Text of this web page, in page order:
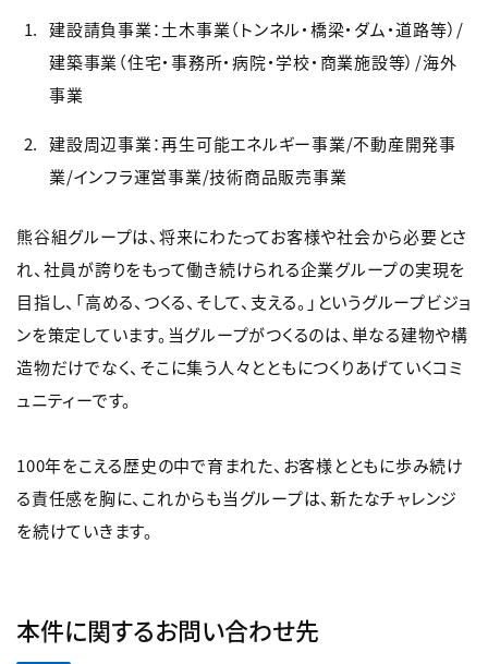
建設請負事業：土木事業（トンネル・橋梁・ダム・道路等）/
建築事業（住宅・事務所・病院・学校・商業施設等）/海外
事業
建設周辺事業：再生可能エネルギー事業/不動産開発事
業/インフラ運営事業/技術商品販売事業
熊谷組グループは、将来にわたってお客様や社会から必要とさ
れ、社員が誇りをもって働き続けられる企業グループの実現を
目指し、「高める、つくる、そして、支える。」というグループビジョ
ンを策定しています。当グループがつくるのは、単なる建物や構
造物だけでなく、そこに集う人々とともにつくりあげていくコミ
ュニティーです。
100年をこえる歴史の中で育まれた、お客様とともに歩み続け
る責任感を胸に、これからも当グループは、新たなチャレンジ
を続けていきます。
本件に関するお問い合わせ先